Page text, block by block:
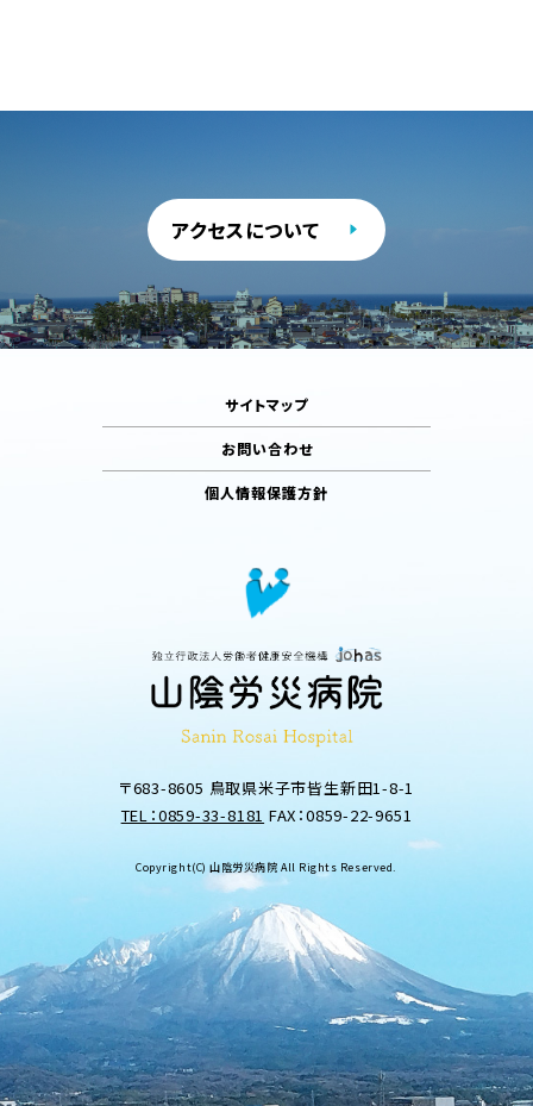
アクセスについて
サイトマップ
お問い合わせ
個人情報保護方針
〒683-8605 鳥取県米子市皆生新田1-8-1
TEL：0859-33-8181 FAX：0859-22-9651
Copyright(C) 山陰労災病院 All Rights Reserved.